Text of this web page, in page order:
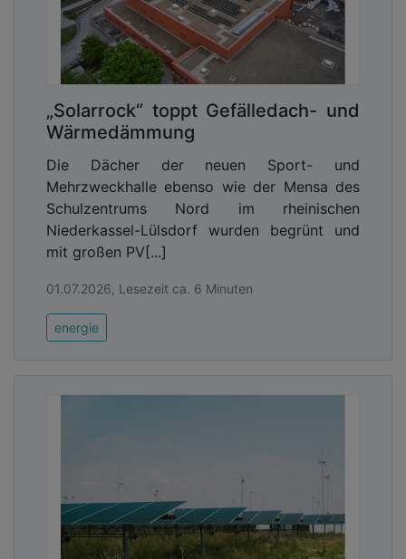
„Solarrock“ toppt Gefälledach- und
Wärmedämmung
Die Dächer der neuen Sport- und
Mehrzweckhalle ebenso wie der Mensa des
Schulzentrums Nord im rheinischen
Niederkassel-Lülsdorf wurden begrünt und
mit großen PV[...]
01.07.2026, Lesezeit ca. 6 Minuten
energie